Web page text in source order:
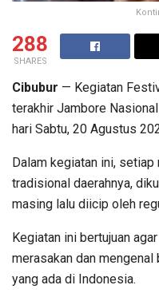
288
SHARES
Cibubur — Kegiatan
terakhir Jambore
hari Sabtu, 20 Agustus
Dalam kegiatan ini, setiap
tradisional daerahnya,
masing lalu diicip oleh
Kegiatan ini bertujuan
merasakan dan
yang ada di Indonesia.